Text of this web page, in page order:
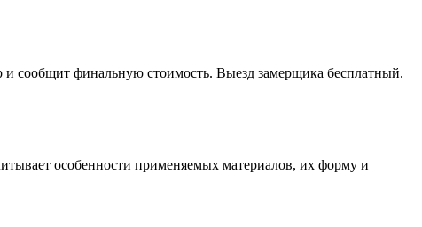
и сообщит финальную стоимость. Выезд замерщика бесплатный.
особенности применяемых материалов, их форму и